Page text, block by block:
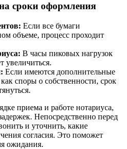
сроки оформления
Если все бумаги
объеме, процесс проходит
В часы пиковых нагрузок
увеличиться.
Если имеются дополнительные
как споры о собственности, срок
приема и работе нотариуса,
Непосредственно перед
и уточнить, какие
согласия. Это поможет
ожидания.